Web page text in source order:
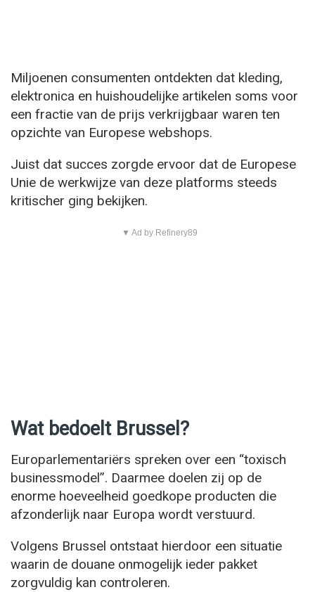
Miljoenen consumenten ontdekten dat kleding,
elektronica en huishoudelijke artikelen soms voor
een fractie van de prijs verkrijgbaar waren ten
opzichte van Europese webshops.
Juist dat succes zorgde ervoor dat de Europese
Unie de werkwijze van deze platforms steeds
kritischer ging bekijken.
▼ Ad by Refinery89
Wat bedoelt Brussel?
Europarlementariërs spreken over een “toxisch
businessmodel”. Daarmee doelen zij op de
enorme hoeveelheid goedkope producten die
afzonderlijk naar Europa wordt verstuurd.
Volgens Brussel ontstaat hierdoor een situatie
waarin de douane onmogelijk ieder pakket
zorgvuldig kan controleren.